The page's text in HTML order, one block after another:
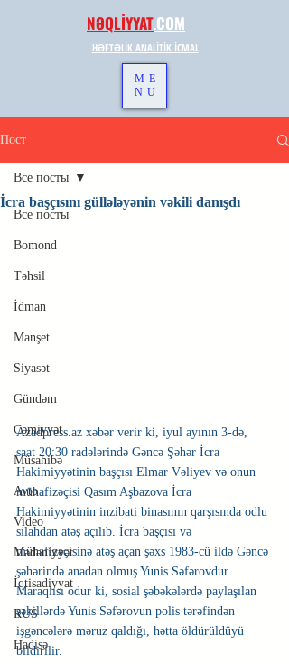
NƏQLİYYAT.COM
HƏFTƏLİK ANALİTİK İCMAL
ME
NU
Пост
Все посты
Bomond
Təhsil
İdman
Manşet
Siyasət
Gündəm
Cəmiyyət
Müsahibə
Avto
Video
Mədəniyyət
İqtisadiyyat
RUS
Hadisə
Все посты
İcra başçısını güllələyənin vəkili danışdı
Azadpress.az xəbər verir ki, iyul ayının 3-də,
saat 20:30 radələrində Gəncə Şəhər İcra
Hakimiyyətinin başçısı Elmar Vəliyev və onun
mühafizəçisi Qasım Aşbazova İcra
Hakimiyyətinin inzibati binasının qarşısında odlu
silahdan atəş açılıb. İcra başçısı və
mühafizəçisinə atəş açan şəxs 1983-cü ildə Gəncə
şəhərində anadan olmuş Yunis Səfərovdur.
Maraqlısı odur ki, sosial şəbəkələrdə paylaşılan
şəkillərdə Yunis Səfərovun polis tərəfindən
işgəncələrə məruz qaldığı, hətta öldürüldüyü
bildirilir.